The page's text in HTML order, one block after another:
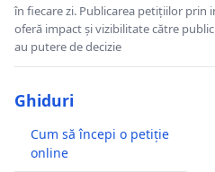
în fiecare zi. Publicarea petițiilor prin
oferă impact și vizibilitate către
au putere de decizie
Ghiduri
Cum să începi o petiție
online